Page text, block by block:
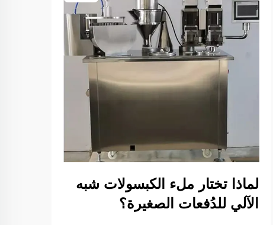
لماذا تختار ملء الكبسولات شبه
الآلي للدُفعات الصغيرة؟